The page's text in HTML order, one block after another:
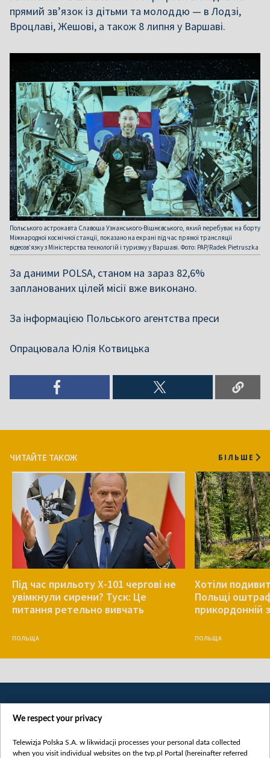
прямий зв’язок із дітьми та молоддю — в Лодзі,
Вроцлаві, Жешові, а також 8 липня у Варшаві.
Польського астронавта Славоша Узнанського-Вішнєвського, який перебуває на борту
Міжнародної космічної станції, показано на екрані під час прямої трансляції
відеозв’язку з Міністерства технологій і туризму у Варшаві. Фото: PAP/Radek Pietruszka
За даними POLSA, станом на зараз 82,6%
запланованих цілей місії вже виконано.
За інформацією Польського агентства преси
Опрацювала Юлія Котвицька
ЧИТАЙТЕ ТАКОЖ БІЛЬШЕ
Під час прильоту Х-101 чергові не
увімкнули сирени? Туск: Це
питання ретельно вивчать
ПОЛЬЩА
Хотіли
Польщі
прикордонній
ПОЛЬЩА
We respect your privacy
Telewizja Polska S.A. w likwidacji processes your personal data collected
when you visit individual websites on the tvp.pl Portal (hereinafter referred